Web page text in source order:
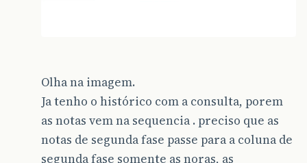
Olha na imagem.
Ja tenho o histórico com a consulta, porem
as notas vem na sequencia . preciso que as
notas de segunda fase passe para a coluna de
segunda fase somente as noras, as